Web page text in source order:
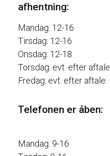
afhentning:
Mandag: 12-16
Tirsdag: 12-16
Onsdag: 12-18
Torsdag: evt. efter aftale.
Telefonen er åben:
Mandag: 9-16